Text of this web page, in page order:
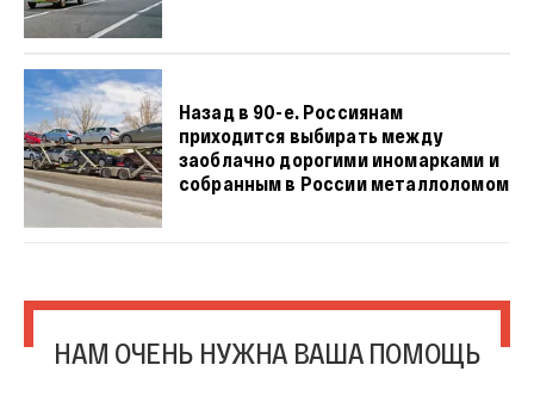
Назад в 90-е. Россиянам
приходится выбирать между
заоблачно дорогими иномарками и
собранным в России металлоломом
НАМ ОЧЕНЬ НУЖНА ВАША ПОМОЩЬ